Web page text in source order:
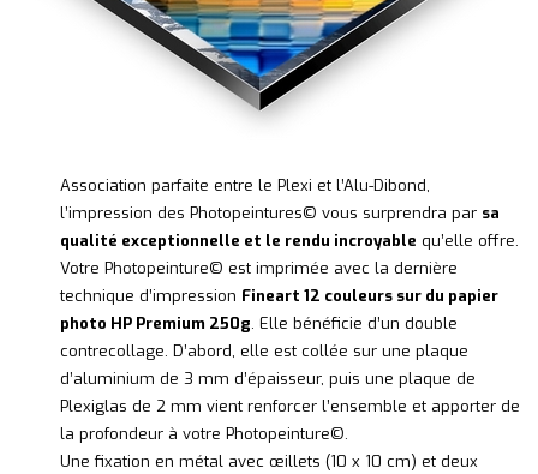
Association parfaite entre le Plexi et l’Alu-Dibond,
l’impression des Photopeintures© vous surprendra par sa
qualité exceptionnelle et le rendu incroyable qu’elle offre.
Votre Photopeinture© est imprimée avec la dernière
technique d’impression Fineart 12 couleurs sur du papier
photo HP Premium 250g. Elle bénéficie d’un double
contrecollage. D’abord, elle est collée sur une plaque
d’aluminium de 3 mm d’épaisseur, puis une plaque de
Plexiglas de 2 mm vient renforcer l’ensemble et apporter de
la profondeur à votre Photopeinture©.
Une fixation en métal avec œillets (10 x 10 cm) et deux